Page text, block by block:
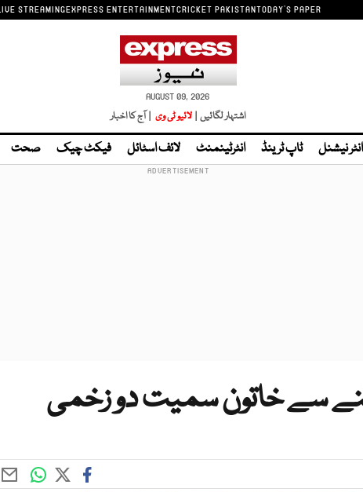
STREAMINGEXPRESS ENTERTAINMENTCRICKET PAKISTANTODAY'S PAPER
AUGUST 09, 2026
اشتہار لگائیں | لائیو ٹی وی | آج کا اخبار
انٹر نیشنل ٹاپ ٹرینڈ انٹرٹینمنٹ لائف اسٹائل فیکٹ چیک صحت
سے خاتون سمیت دو زخمی